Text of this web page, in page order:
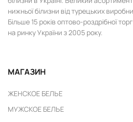
нижньої білизни від турецьких
Більше 15 років оптово-роздрібної
на ринку України з 2005 року.
МАГАЗИН
ЖЕНСКОЕ БЕЛЬЕ
МУЖСКОЕ БЕЛЬЕ